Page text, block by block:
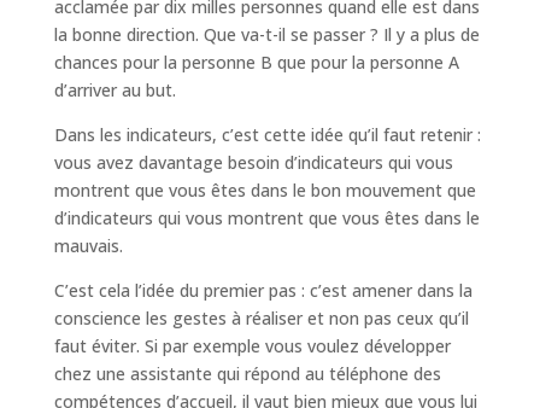
acclamée par dix milles personnes quand elle est dans
la bonne direction. Que va-t-il se passer ? Il y a plus de
chances pour la personne B que pour la personne A
d’arriver au but.
Dans les indicateurs, c’est cette idée qu’il faut retenir :
vous avez davantage besoin d’indicateurs qui vous
montrent que vous êtes dans le bon mouvement que
d’indicateurs qui vous montrent que vous êtes dans le
mauvais.
C’est cela l’idée du premier pas : c’est amener dans la
conscience les gestes à réaliser et non pas ceux qu’il
faut éviter. Si par exemple vous voulez développer
chez une assistante qui répond au téléphone des
compétences d’accueil, il vaut bien mieux que vous lui